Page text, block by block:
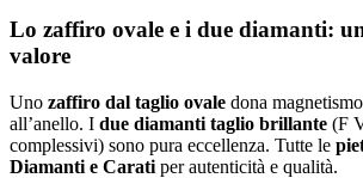
Lo zaffiro ovale e i due diamanti:
valore
Uno zaffiro dal taglio ovale dona
all’anello. I due diamanti taglio brillante (F
complessivi) sono pura eccellenza. Tutte le
Diamanti e Carati per autenticità e qualità.